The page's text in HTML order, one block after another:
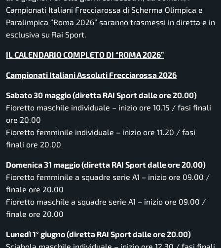
Campionati Italiani Frecciarossa di Scherma Olimpica e
Paralimpica “Roma 2026” saranno trasmessi in diretta e in
esclusiva su Rai Sport.
IL CALENDARIO COMPLETO DI “ROMA 2026”
Campionati Italiani Assoluti Frecciarossa 2026
Sabato 30 maggio (diretta RAI Sport dalle ore 20.00)
Fioretto maschile individuale – inizio ore 10.15 / fasi finali
ore 20.00
Fioretto femminile individuale – inizio ore 11.20 / fasi
finali ore 20.00
Domenica 31 maggio (diretta RAI Sport dalle ore 20.00)
Fioretto femminile a squadre serie A1 – inizio ore 09.00 /
finale ore 20.00
Fioretto maschile a squadre serie A1 – inizio ore 09.00 /
finale ore 20.00
Lunedì 1° giugno (diretta RAI Sport dalle ore 20.00)
Sciabola maschile individuale – inizio ore 12.30 / fasi finali